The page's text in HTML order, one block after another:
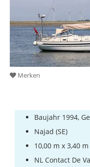
Merken
Baujahr 1994,
Najad (SE)
10,00 m x 3,40
NL Contact De